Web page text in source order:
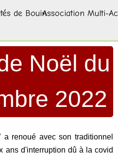
Association Multi-
Noël du
2022
renoué avec son traditionnel
ans d'interruption dû à la covid